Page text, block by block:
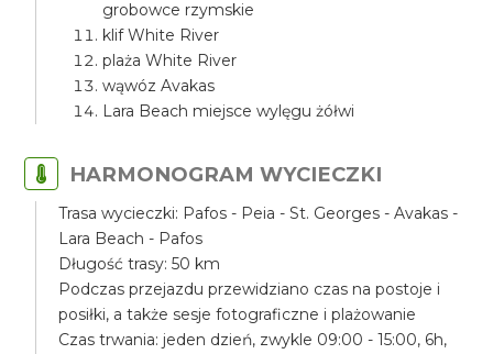
grobowce rzymskie
klif White River
plaża White River
wąwóz Avakas
Lara Beach miejsce wylęgu żółwi
HARMONOGRAM WYCIECZKI
Trasa wycieczki: Pafos - Peia - St. Georges - Avakas -
Lara Beach - Pafos
Długość trasy: 50 km
Podczas przejazdu przewidziano czas na postoje i
posiłki, a także sesje fotograficzne i plażowanie
Czas trwania: jeden dzień, zwykle 09:00 - 15:00, 6h,